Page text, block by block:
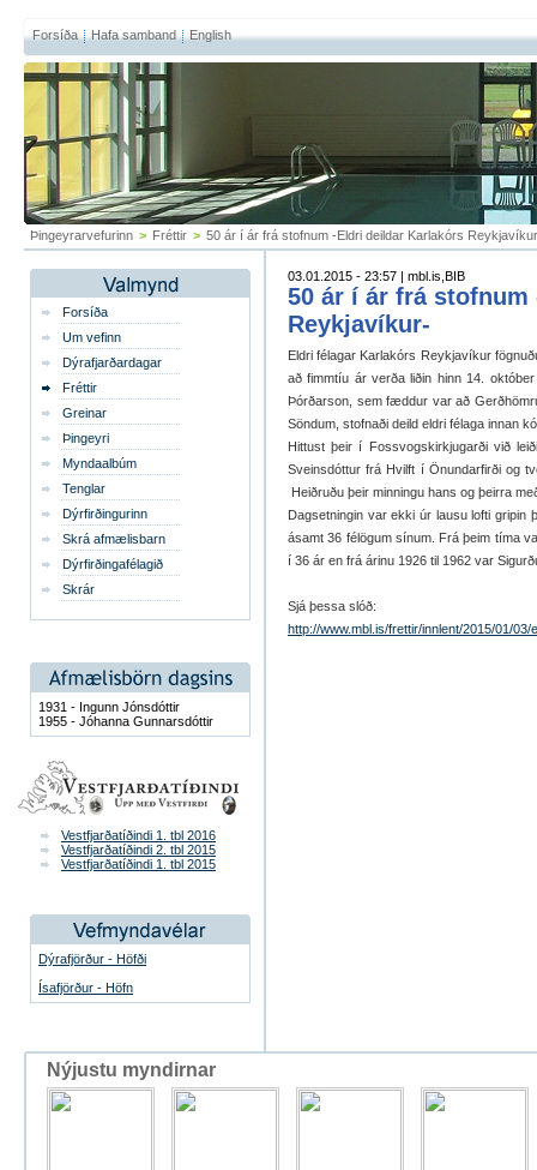
Forsíða Hafa samband English
Þingeyrarvefurinn > Fréttir > 50 ár í ár frá stofnum -Eldri deildar Karlakórs
Forsíða
Um vefinn
Dýrafjarðardagar
Fréttir
Greinar
Þingeyri
Myndaalbúm
Tenglar
Dýrfirðingurinn
Skrá afmælisbarn
Dýrfirðingafélagið
Skrár
1931 - Ingunn Jónsdóttir
1955 - Jóhanna Gunnarsdóttir
Vestfjarðatíðindi 1. tbl 2016
Vestfjarðatíðindi 2. tbl 2015
Vestfjarðatíðindi 1. tbl 2015
Dýrafjörður - Höfði
Ísafjörður - Höfn
03.01.2015 - 23:57 | mbl.is,BIB
50 ár í ár frá
Reykjavíkur-
Eldri félagar Karlakórs Reykjavíkur
að fimmtíu ár verða liðin hinn 14.
Þórðarson, sem fæddur var að
Söndum, stofnaði deild eldri félaga innan
Hittust þeir í Fossvogskirkjugarði við
Sveinsdóttur frá Hvilft í Önundarfirði og
Heiðruðu þeir minningu hans og þeirra
Dagsetningin var ekki úr lausu lofti gripin
ásamt 36 félögum sínum. Frá þeim tíma
í 36 ár en frá árinu 1926 til 1962 var
Sjá þessa slóð:
http://www.mbl.is/frettir/innlent/2015/01/
Nýjustu myndirnar